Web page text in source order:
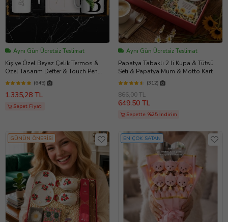
Aynı Gün Ücretsiz Teslimat
Kişiye Özel Beyaz Çelik Termos &
Özel Tasarım Defter & Touch Pen
Kalem & Kişiye Özel Cep Aynası &
Kişiye Özel Kupa Hediye Seti
(645)
1.335,28 TL
Sepet Fiyatı
Aynı Gün Ücretsiz Teslimat
Papatya Tabaklı 2 li Kupa & Tütsü
Seti & Papatya Mum & Motto Kart
(312)
866,00 TL
649,50 TL
Sepette %25 İndirim
GÜNÜN ÖNERİSİ EN ÇOK SATAN